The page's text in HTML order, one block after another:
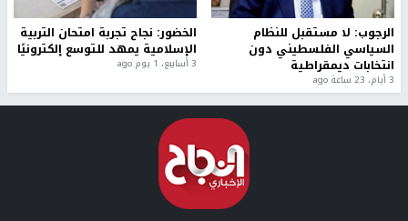
الرجوب: لا مستقبل للنظام
السياسي الفلسطيني دون
انتخابات ديمقراطية
3 أيام، 23 ساعة ago
الخضور: نجاح تجربة امتحان التربية
الإسلامية يمهد للتوسع إلكترونيًا
3 أسابيع، 1 يوم ago